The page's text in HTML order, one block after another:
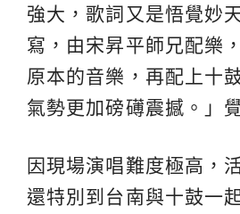
強大，歌詞又是悟覺妙
寫，由宋昇平師兄配樂
原本的音樂，再配上十
氣勢更加磅礡震撼。」
因現場演唱難度極高，
還特別到台南與十鼓一